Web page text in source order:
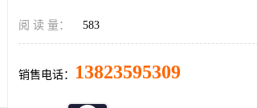
阅 读 量： 583
销售电话： 13823595309